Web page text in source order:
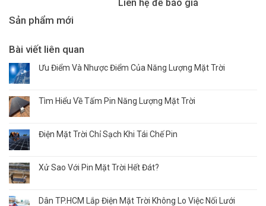
Sản phẩm mới
Liên hệ để báo giá
Bài viết liên quan
Ưu Điểm Và Nhược Điểm Của Năng Lượng Mặt Trời
Tìm Hiểu Về Tấm Pin Năng Lượng Mặt Trời
Điện Mặt Trời Chỉ Sạch Khi Tái Chế Pin
Xử Sao Với Pin Mặt Trời Hết Đát?
Dân TP.HCM Lắp Điện Mặt Trời Không Lo Việc Nối Lưới